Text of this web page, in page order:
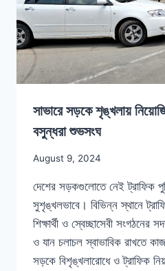
সাভারে সড়কে শৃঙ্খলায়
বসুন্ধরা শুভসংঘ
August 9, 2024
দেশের সড়কগুলোতে নেই ট্রাফিক
সুশৃঙ্খলভাবে। বিভিন্ন স্থানে
শিক্ষার্থী ও স্বেচ্ছাসেবী
ও যান চলাচল স্বাভাবিক রাখতে
সড়কে বিশৃঙ্খলারোধে ও ট্রাফিক